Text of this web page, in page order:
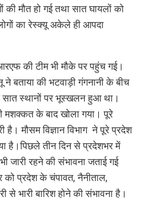
की मौत हो गई तथा सात घायलों को
का रेस्क्यू अकेले ही आपदा
की टीम भी मौके पर पहुंच गई।
बताया की भटवाड़ी गंगनानी के बीच
सात स्थानों पर भूस्खलन हुआ था।
मशक्कत के बाद खोला गया। पूरे
है। मौसम विज्ञान विभाग ने पूरे प्रदेश
है।पिछले तीन दिन से प्रदेशभर में
जारी रहने की संभावना जताई गई
को प्रदेश के चंपावत, नैनीताल,
भारी बारिश होने की संभावना है।